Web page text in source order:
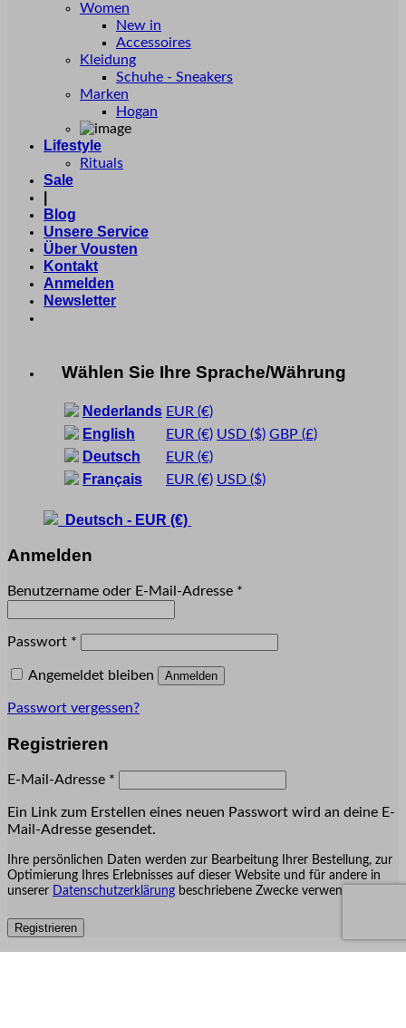
Women
New in
Accessoires
Kleidung
Schuhe - Sneakers
Marken
Hogan
Lifestyle
Rituals
Sale
Blog
Unsere Service
Über Vousten
Kontakt
Anmelden
Newsletter
Wählen Sie Ihre Sprache/Währung
Nederlands EUR (€)
English EUR (€) USD ($) GBP (£)
Deutsch EUR (€)
Français EUR (€) USD ($)
Deutsch - EUR (€)
Anmelden
Benutzername oder E-Mail-Adresse *
Passwort *
Angemeldet bleiben Anmelden
Passwort vergessen?
Registrieren
E-Mail-Adresse *
Ein Link zum Erstellen eines neuen Passwort wird an deine E-
Mail-Adresse gesendet.
Ihre persönlichen Daten werden zur Bearbeitung Ihrer Bestellung, zur
Optimierung Ihres Erlebnisses auf dieser Website und für andere in
unserer Datenschutzerklärung beschriebene Zwecke verwendet.
Registrieren